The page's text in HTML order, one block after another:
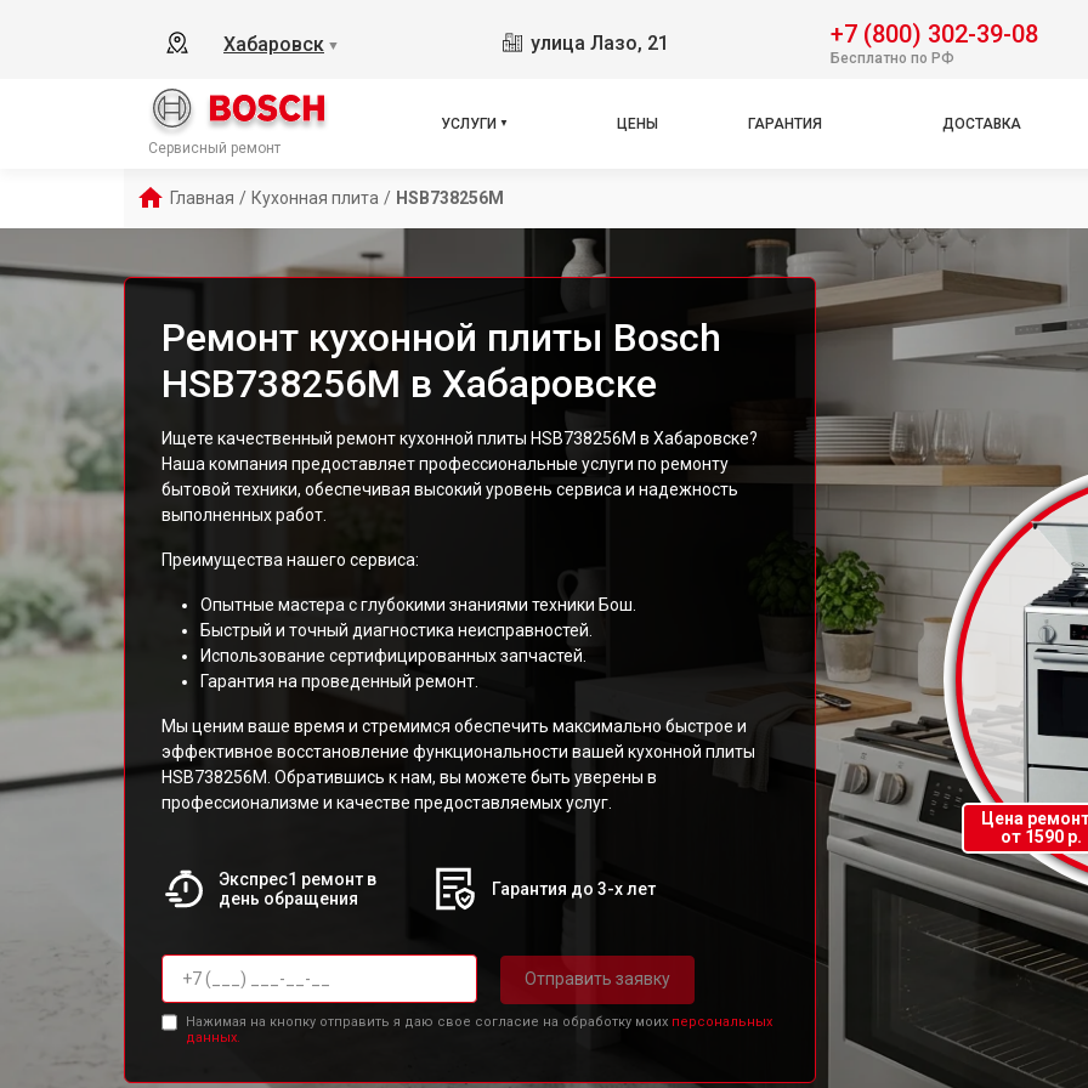
Хабаровск ▼ улица Лазо, 21 +7 (800) 302-39-08
Бесплатно по РФ
Сервисный ремонт
УСЛУГИ ЦЕНЫ ГАРАНТИЯ ДОСТАВКА
Главная / Кухонная плита / HSB738256M
Ремонт кухонной плиты Bosch
HSB738256M в Хабаровске
Ищете качественный ремонт кухонной плиты HSB738256M в Хабаровске?
Наша компания предоставляет профессиональные услуги по ремонту
бытовой техники, обеспечивая высокий уровень сервиса и надежность
выполненных работ.
Преимущества нашего сервиса:
Опытные мастера с глубокими знаниями техники Бош.
Быстрый и точный диагностика неисправностей.
Использование сертифицированных запчастей.
Гарантия на проведенный ремонт.
Мы ценим ваше время и стремимся обеспечить максимально быстрое и
эффективное восстановление функциональности вашей кухонной плиты
HSB738256M. Обратившись к нам, вы можете быть уверены в
профессионализме и качестве предоставляемых услуг.
Экспрес1 ремонт в
день обращения
Гарантия до 3-х лет
Отправить заявку
Нажимая на кнопку отправить я даю свое согласие на обработку моих персональных
данных.
Цена
от 1590 р.